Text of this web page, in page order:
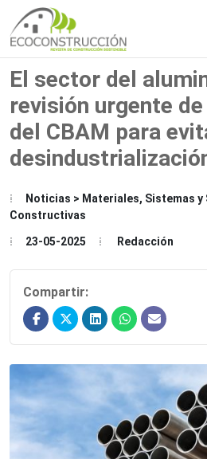
Menu
Menu
Menu
El sector del
revisión urgente
del CBAM para
Noticias > Materiales, Sistemas y
Constructivas
23-05-2025 Redacción
Compartir: